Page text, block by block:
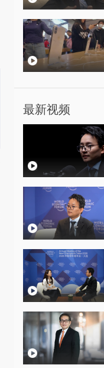
最新视频